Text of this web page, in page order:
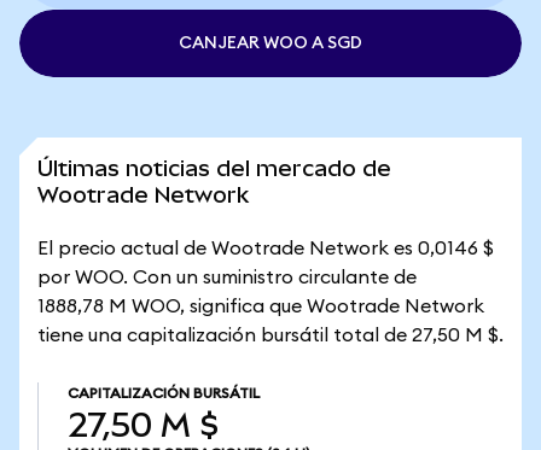
CANJEAR WOO A SGD
Últimas noticias del mercado de
Wootrade Network
El precio actual de Wootrade Network es 0,0146 $
por WOO. Con un suministro circulante de
1888,78 M WOO, significa que Wootrade Network
tiene una capitalización bursátil total de 27,50 M $.
CAPITALIZACIÓN BURSÁTIL
27,50 M $